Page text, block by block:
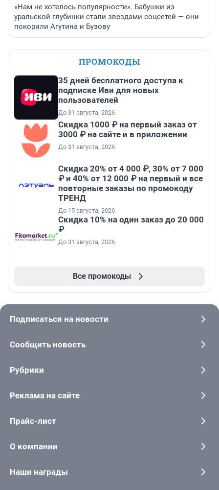
«Нам не хотелось популярности». Бабушки из
уральской глубинки стали звездами соцсетей — они
покорили Агутина и Бузову
ПРОМОКОДЫ
35 дней бесплатного доступа к
подписке Иви для новых
пользователей
До 31 августа, 2026
Скидка 1000 ₽ на первый заказ от
3000 ₽ на сайте и в приложении
До 31 августа, 2026
Скидка 20% от 4 000 ₽, 30% от 7 000
₽ и 40% от 12 000 ₽ на первый и все
повторные заказы по промокоду
ТРЕНД
До 15 августа, 2026
Скидка 10% на один заказ до 20 000
₽
До 31 августа, 2026
Все промокоды
Подписаться на новости
Сообщить новость
Рубрики
Реклама на сайте
Прайс-лист
О компании
Наши награды